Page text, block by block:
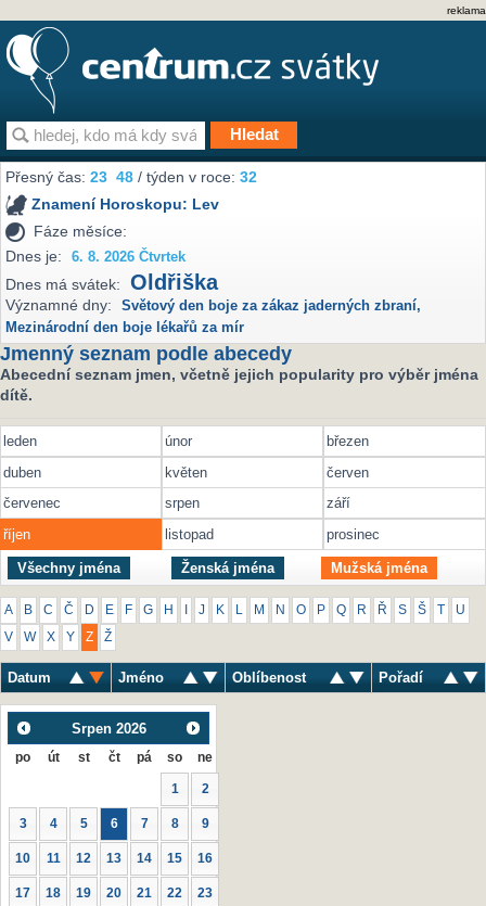
reklama
Přesný čas:23 48 / týden v roce:32
Znamení Horoskopu: Lev
Fáze měsíce:
Dnes je:
6. 8. 2026 Čtvrtek
Dnes má svátek: Oldřiška
Významné dny: Světový den boje za zákaz jaderných zbraní,
Mezinárodní den boje lékařů za mír
Jmenný seznam podle abecedy
Abecední seznam jmen, včetně jejich popularity pro výběr jména
dítě.
leden únor
březen
duben
květen
červen
červenec
srpen
září
říjen
listopad prosinec
Všechny jména Ženská jména Mužská jména
A B C Č D E F G H J K M N O P Q R Ř S Š U
V W X Y Z Ž
Datum Jméno Oblíbenost Pořadí
Srpen 2026
po út st čt pá so ne
1 2
3 4 5 6 7 8 9
10 11 12 13 14 15 16
17 18 19 20 21 22 23